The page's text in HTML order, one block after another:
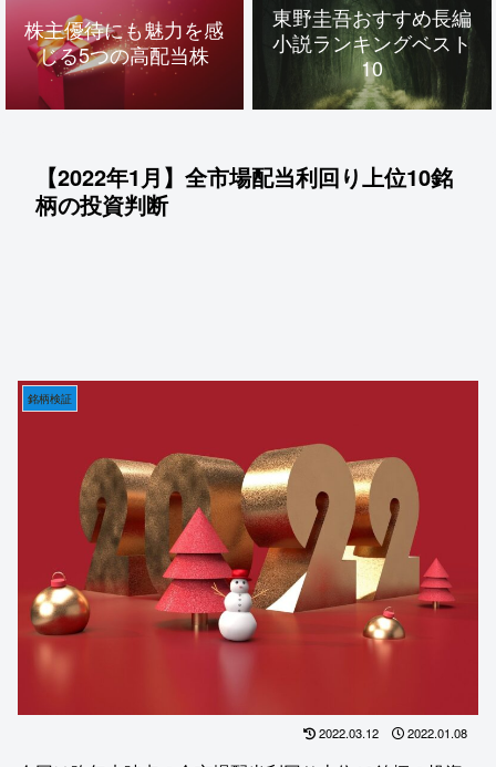
株主優待にも魅力を感
じる5つの高配当株
東野圭吾おすすめ長編
小説ランキングベスト
10
【2022年1月】全市場配当利回り上位10銘
柄の投資判断
銘柄検証
2022.03.12 2022.01.08